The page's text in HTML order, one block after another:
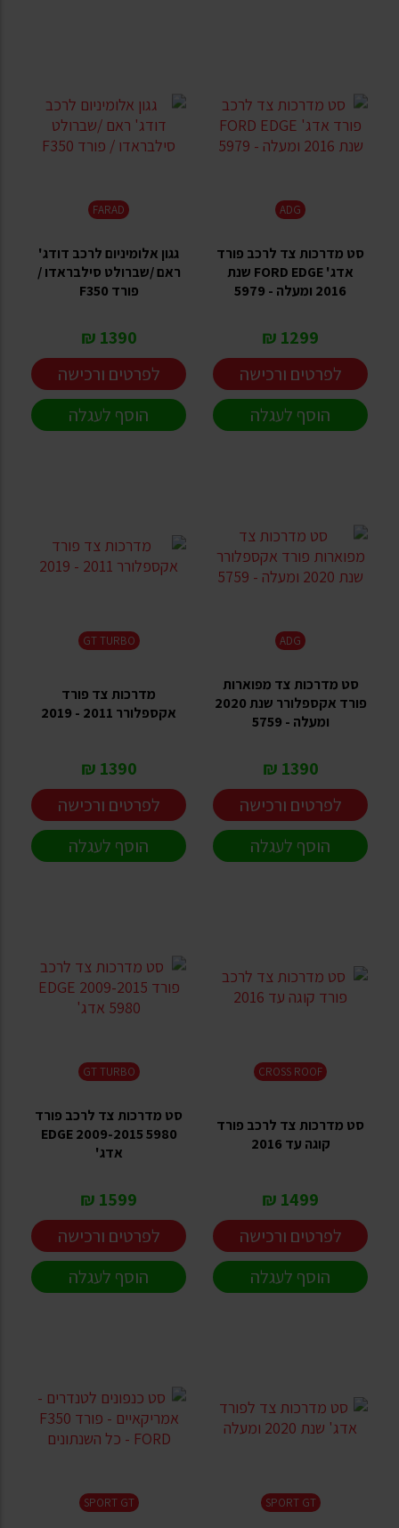
ADG
סט מדרכות צד לרכב פורד
אדג' FORD EDGE שנת
2016 ומעלה - 5979
1299 ₪
לפרטים ורכישה
הוסף לעגלה
FARAD
גגון אלומיניום לרכב דודג'
ראם /שברולט סילבראדו /
פורד F350
1390 ₪
לפרטים ורכישה
הוסף לעגלה
ADG
סט מדרכות צד מפוארות
פורד אקספלורר שנת 2020
ומעלה - 5759
1390 ₪
לפרטים ורכישה
הוסף לעגלה
GT TURBO
מדרכות צד פורד
אקספלורר 2011 - 2019
1390 ₪
לפרטים ורכישה
הוסף לעגלה
CROSS ROOF
סט מדרכות צד לרכב פורד
קוגה עד 2016
1499 ₪
לפרטים ורכישה
הוסף לעגלה
GT TURBO
סט מדרכות צד לרכב פורד
EDGE 2009-2015 5980
אדג'
1599 ₪
לפרטים ורכישה
הוסף לעגלה
SPORT GT
SPORT GT